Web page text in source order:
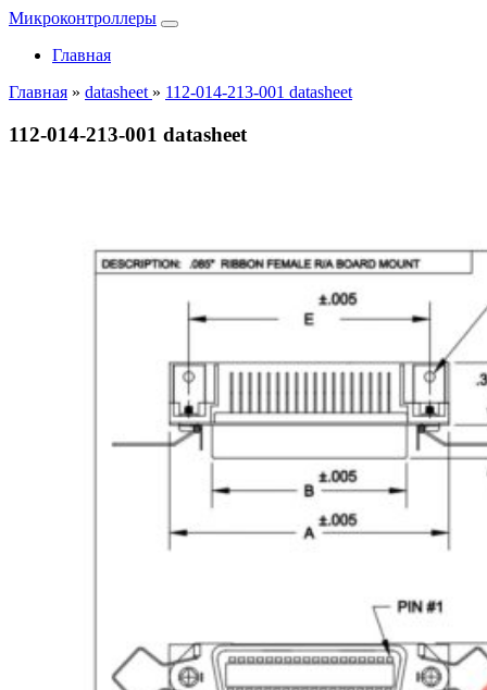
Микроконтроллеры
Главная
Главная » datasheet » 112-014-213-001 datasheet
112-014-213-001 datasheet